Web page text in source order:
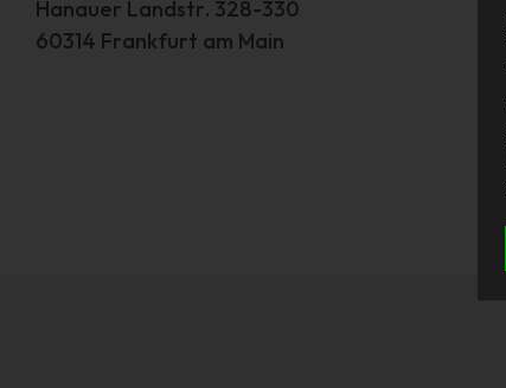
Hanauer Landstr. 328-330
60314 Frankfurt am Main